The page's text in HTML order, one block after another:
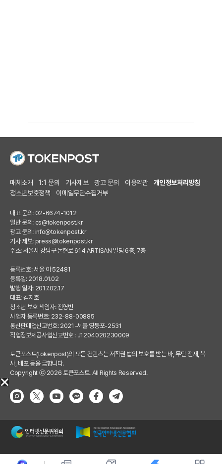
매체소개 1:1 문의 기사제보 광고 문의 이용약관
개인정보처리방침
청소년보호정책
이메일무단수집거부
대표 문의: 02-6674-1012
일반 문의: cs@tokenpost.kr
광고 문의: info@tokenpost.kr
기사 제보: press@tokenpost.kr
주소: 서울시 강남구 논현로 614 ARTISAN 빌딩 6층, 7층
등록번호: 서울 아 52481
등록일: 2018.01.02
발행 일자: 2017.02.17
대표: 김지호
청소년 보호 책임자: 전영빈
사업자 등록번호: 232-88-00885
통신판매업신고번호: 2021-서울 영등포-2531
직업정보제공사업신고번호 : J1204020230009
토큰포스트(tokenpost)의 모든 컨텐츠는 저작권 법의 보호를 받는 바, 무단 전재, 복
사, 배포 등을 금합니다.
Copyright ⓒ 2026 토큰포스트. All Rights Reserved.